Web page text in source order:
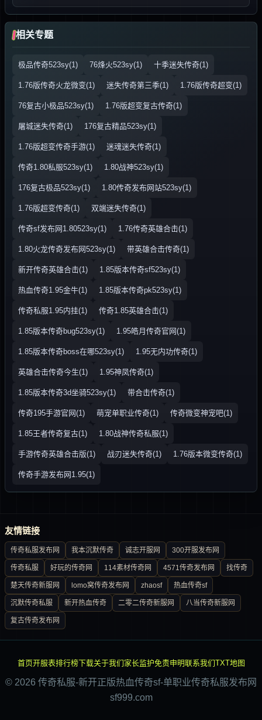
相关专题
极品传奇523sy(1) 76烽火523sy(1) 十季迷失传奇(1)
1.76版传奇火龙微变(1) 迷失传奇第三季(1) 1.76版传奇超变(1)
76复古小极品523sy(1) 1.76版超变复古传奇(1)
屠城迷失传奇(1) 176复古精品523sy(1)
1.76版超变传奇手游(1) 迷魂迷失传奇(1)
传奇1.80私服523sy(1) 1.80战神523sy(1)
176复古极品523sy(1) 1.80传奇发布网站523sy(1)
1.76版超变传奇(1) 双端迷失传奇(1)
传奇sf发布网1.80523sy(1) 1.76传奇英雄合击(1)
1.80火龙传奇发布网523sy(1) 带英雄合击传奇(1)
新开传奇英雄合击(1) 1.85版本传奇sf523sy(1)
热血传奇1.95金牛(1) 1.85版本传奇pk523sy(1)
传奇私服1.95内挂(1) 传奇1.85英雄合击(1)
1.85版本传奇bug523sy(1) 1.95皓月传奇官网(1)
1.85版本传奇boss在哪523sy(1) 1.95无内功传奇(1)
英雄合击传奇今生(1) 1.95神凤传奇(1)
1.85版本传奇3d坐骑523sy(1) 带合击传奇(1)
传奇195手游官网(1) 萌宠单职业传奇(1) 传奇微变神宠吧(1)
1.85王者传奇复古(1) 1.80战神传奇私服(1)
手游传奇英雄合击版(1) 战刃迷失传奇(1) 1.76版本微变传奇(1)
传奇手游发布网1.95(1)
友情链接
传奇私服发布网 我本沉默传奇 诚志开服网 300开服发布网
传奇私服 好玩的传奇网 114素材传奇网 4571传奇发布网 找传奇
楚天传奇新服网 lomo窝传奇发布网 zhaosf 热血传奇sf
沉默传奇私服 新开热血传奇 二零二传奇新服网 八当传奇新服网
复古传奇发布网
首页开服表排行榜下载关于我们 家长监护免责申明联系我们TXT地图
© 2026 传奇私服-新开正版热血传奇sf-单职业传奇私服发布网
sf999.com